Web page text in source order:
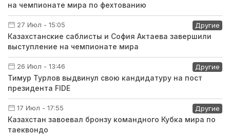
на чемпионате мира по фехтованию
27 Июл - 15:05 Другие
Казахстанские саблисты и София Актаева завершили
выступление на чемпионате мира
26 Июл - 13:46 Другие
Тимур Турлов выдвинул свою кандидатуру на пост
президента FIDE
17 Июл - 17:55 Другие
Казахстан завоевал бронзу командного Кубка мира по
таеквондо